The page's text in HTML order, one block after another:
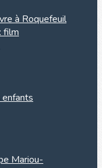
à Roquefeuil
film
Mariou-